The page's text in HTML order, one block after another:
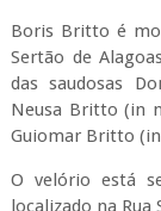
Boris Britto é
Sertão de
das saudosas
Neusa Britto (in
Guiomar Britto
O velório está
localizado na Rua